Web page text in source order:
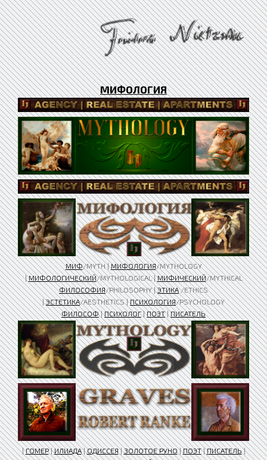
МИФОЛОГИЯ
МИФ/MYTH |МИФОЛОГИЯ/MYTHOLOGY
|МИФОЛОГИЧЕСКИЙ/MYTHOLOGICAL |МИФИЧЕСКИЙ/MYTHICAL
ФИЛОСОФИЯ/PHILOSOPHY |ЭТИКА/ETHICS
|ЭСТЕТИКА/AESTHETICS |ПСИХОЛОГИЯ/PSYCHOLOGY
ФИЛОСОФ|ПСИХОЛОГ|ПОЭТ|ПИСАТЕЛЬ
|ГОМЕР|ИЛИАДА|ОДИССЕЯ|ЗОЛОТОЕ РУНО|ПОЭТ|ПИСАТЕЛЬ|